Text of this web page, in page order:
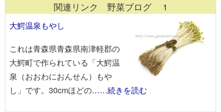
関連リンク 野菜ブログ 1
大鰐温泉もやし
これは青森県青森県南津軽郡の
大鰐町で作られている「大鰐温
泉（おおわにおんせん）もや
し」です。30cmほどの……続きを読む